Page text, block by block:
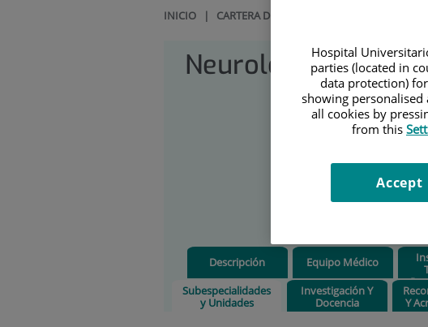
INICIO | CARTERA DE SERVICIOS
Neurología
Descripción Equipo Médico
Subespecialidades
y Unidades
Investigación Y
Docencia
Y
Hospital
parties (located in
data protection)
showing personalised
all cookies by
from this
Accept